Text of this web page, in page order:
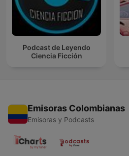
Podcast de Leyendo
Ciencia Ficción
Emisoras Colombianas
Emisoras y Podcasts